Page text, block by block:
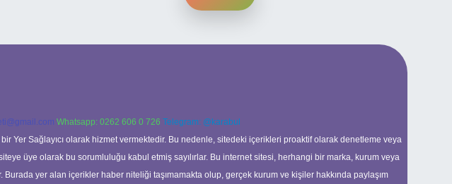
Whatsapp: 0262 606 0 726 Telegram: @karabul
Yer Sağlayıcı olarak hizmet vermektedir. Bu nedenle, sitedeki içerikleri proaktif olarak denetleme veya
üye olarak bu sorumluluğu kabul etmiş sayılırlar. Bu internet sitesi, herhangi bir marka, kurum veya
Burada yer alan içerikler haber niteliği taşımamakta olup, gerçek kurum ve kişiler hakkında paylaşım